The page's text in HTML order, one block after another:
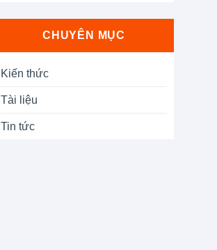
CHUYÊN MỤC
Kiến thức
Tài liệu
Tin tức